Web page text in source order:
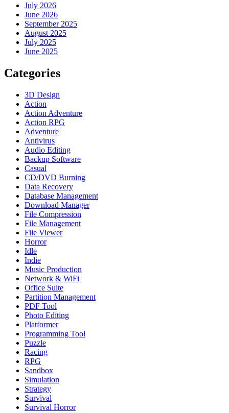
July 2026
June 2026
September 2025
August 2025
July 2025
June 2025
Categories
3D Design
Action
Action Adventure
Action RPG
Adventure
Antivirus
Audio Editing
Backup Software
Casual
CD/DVD Burning
Data Recovery
Database Management
Download Manager
File Compression
File Management
File Viewer
Horror
Idle
Indie
Music Production
Network & WiFi
Office Suite
Partition Management
PDF Tool
Photo Editing
Platformer
Programming Tool
Puzzle
Racing
RPG
Sandbox
Simulation
Strategy
Survival
Survival Horror